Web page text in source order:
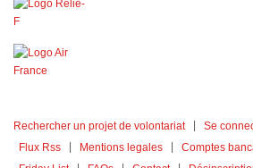
Rechercher un projet de volontariat Se
Flux Rss
Mentions legales
Comptes